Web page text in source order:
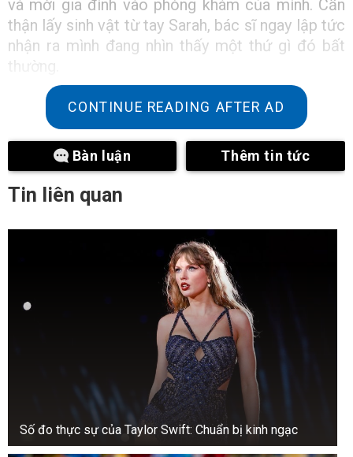
và mời gia đình vào phòng khám của mình. Cẩn
thận lấy sinh vật từ tay Sarah, bác sĩ ngay lập tức
nhận ra mình đang nhìn thấy một thứ gì đó bất
Sinh vật trông cổ xưa, như thể đến từ một thời
đại khác. Cấu trúc của nó không phù hợp với bất
kỳ loài nào đã biết. Bác sĩ với lấy sách tham khảo
của mình và bắt đầu lật giở chúng một cách điên
cuồng. Một lúc sau, mặt ông tái mét. “Không thể
nào…” anh thì thầm.
Emily, trợ lý của bác sĩ, lắng nghe chăm chú.
CONTINUE READING AFTER AD
Bàn luận Thêm tin tức
Tin liên quan
Số đo thực sự của Taylor Swift: Chuẩn bị kinh ngạc